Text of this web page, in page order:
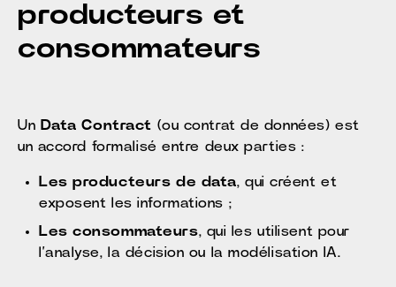
producteurs et
consommateurs
Un Data Contract (ou contrat de données) est
un accord formalisé entre deux parties :
Les producteurs de data, qui créent et
exposent les informations ;
Les consommateurs, qui les utilisent pour
l’analyse, la décision ou la modélisation IA.